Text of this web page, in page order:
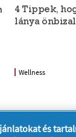
4 Tippek,
lánya
Wellness
és